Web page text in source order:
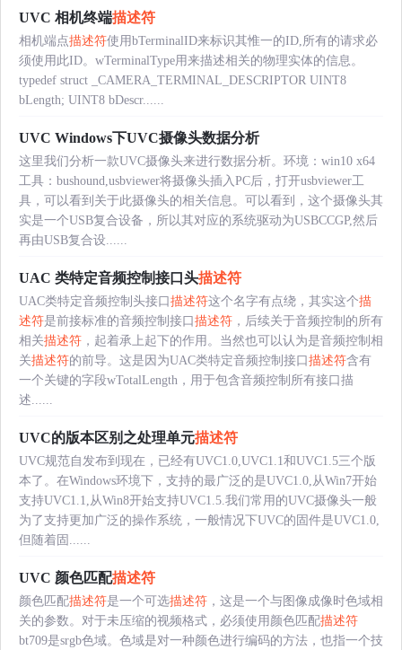
UVC 相机终端描述符
相机端点描述符使用bTerminalID来标识其惟一的ID,所有的请求必
须使用此ID。wTerminalType用来描述相关的物理实体的信息。
typedef struct _CAMERA_TERMINAL_DESCRIPTOR UINT8
bLength; UINT8 bDescr......
UVC Windows下UVC摄像头数据分析
这里我们分析一款UVC摄像头来进行数据分析。环境：win10 x64
工具：bushound,usbviewer将摄像头插入PC后，打开usbviewer工
具，可以看到关于此摄像头的相关信息。可以看到，这个摄像头其
实是一个USB复合设备，所以其对应的系统驱动为USBCCGP,然后
再由USB复合设......
UAC 类特定音频控制接口头描述符
UAC类特定音频控制头接口 描述符这个名字有点绕，其实这个描
述符是前接标准的音频控制接口 描述符 ，后续关于音频控制的所有
相关描述符 ，起着承上起下的作用。当然也可以认为是音频控制相
关描述符的前导。这是因为UAC类特定音频控制接口 描述符含有
一个关键的字段wTotalLength，用于包含音频控制所有接口描
述......
UVC的版本区别之处理单元描述符
UVC规范自发布到现在，已经有UVC1.0,UVC1.1和UVC1.5三个版
本了。在Windows环境下，支持的最广泛的是UVC1.0,从Win7开始
支持UVC1.1,从Win8开始支持UVC1.5.我们常用的UVC摄像头一般
为了支持更加广泛的操作系统，一般情况下UVC的固件是UVC1.0,
但随着固......
UVC 颜色匹配描述符
颜色匹配描述符是一个可选描述符 ，这是一个与图像成像时色域相
关的参数。对于未压缩的视频格式，必须使用颜色匹配描述符
bt709是srgb色域。色域是对一种颜色进行编码的方法，也指一个技